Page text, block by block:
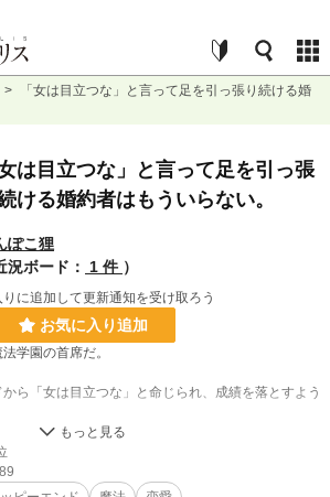
>
「女は目立つな」と言って足を引っ張り続ける婚
女は目立つな」と言って足を引っ張
ける婚約者はもういらない。
ぽこ狸
況ボード：
1 件 ）
りに追加して更新通知を受け取ろう
お気に入り追加
学園の首席だ。
ら「女は目立つな」と命じられ、成績を落とすよう
ズマリーの将来に口出しし蔑ろにしつづけてきた。
がやってきた。